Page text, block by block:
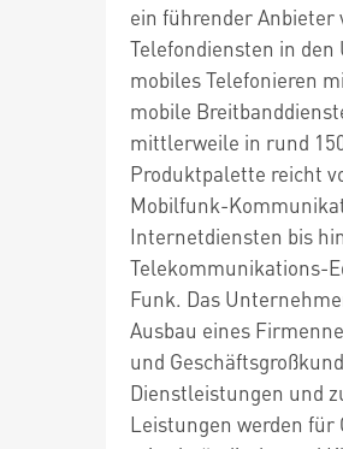
ein führender
Telefondiensten in
mobiles Telefonieren
mobile
mittlerweile in rund
Produktpalette reicht
Mobilfunk-
Internetdiensten bis
Telekommunikations-
Funk. Das
Ausbau eines
und
Dienstleistungen und
Leistungen werden für